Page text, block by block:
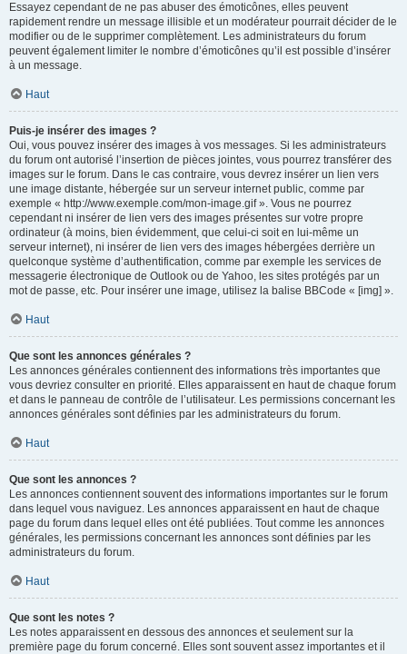
Essayez cependant de ne pas abuser des émoticônes, elles peuvent
rapidement rendre un message illisible et un modérateur pourrait décider de le
modifier ou de le supprimer complètement. Les administrateurs du forum
peuvent également limiter le nombre d’émoticônes qu’il est possible d’insérer
à un message.
Haut
Puis-je insérer des images ?
Oui, vous pouvez insérer des images à vos messages. Si les administrateurs
du forum ont autorisé l’insertion de pièces jointes, vous pourrez transférer des
images sur le forum. Dans le cas contraire, vous devrez insérer un lien vers
une image distante, hébergée sur un serveur internet public, comme par
exemple « http://www.exemple.com/mon-image.gif ». Vous ne pourrez
cependant ni insérer de lien vers des images présentes sur votre propre
ordinateur (à moins, bien évidemment, que celui-ci soit en lui-même un
serveur internet), ni insérer de lien vers des images hébergées derrière un
quelconque système d’authentification, comme par exemple les services de
messagerie électronique de Outlook ou de Yahoo, les sites protégés par un
mot de passe, etc. Pour insérer une image, utilisez la balise BBCode « [img] ».
Haut
Que sont les annonces générales ?
Les annonces générales contiennent des informations très importantes que
vous devriez consulter en priorité. Elles apparaissent en haut de chaque forum
et dans le panneau de contrôle de l’utilisateur. Les permissions concernant les
annonces générales sont définies par les administrateurs du forum.
Haut
Que sont les annonces ?
Les annonces contiennent souvent des informations importantes sur le forum
dans lequel vous naviguez. Les annonces apparaissent en haut de chaque
page du forum dans lequel elles ont été publiées. Tout comme les annonces
générales, les permissions concernant les annonces sont définies par les
administrateurs du forum.
Haut
Que sont les notes ?
Les notes apparaissent en dessous des annonces et seulement sur la
première page du forum concerné. Elles sont souvent assez importantes et il